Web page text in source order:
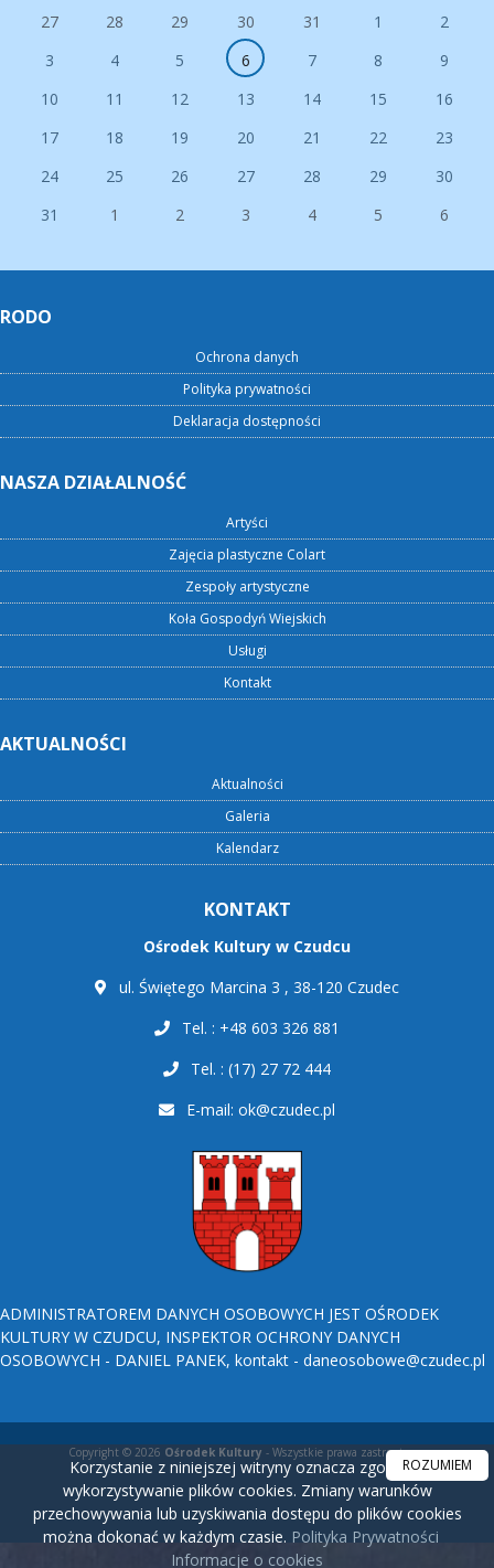
27 28 29 30 31 1
2
3
4 5 6 7 8
9
10
11 12 13 14 15
16
17
18 19 20 21 22
23
24
25 26 27 28 29
30
31
1 2 3 4 5 6
RODO
Ochrona danych
Polityka prywatności
Deklaracja dostępności
NASZA DZIAŁALNOŚĆ
Artyści
Zajęcia plastyczne Colart
Zespoły artystyczne
Koła Gospodyń Wiejskich
Usługi
Kontakt
AKTUALNOŚCI
Aktualności
Galeria
Kalendarz
KONTAKT
Ośrodek Kultury w Czudcu
ul. Świętego Marcina 3 , 38-120 Czudec
Tel. : +48 603 326 881
Tel. : (17) 27 72 444
E-mail: ok@czudec.pl
ADMINISTRATOREM DANYCH OSOBOWYCH JEST OŚRODEK
KULTURY W CZUDCU, INSPEKTOR OCHRONY DANYCH
OSOBOWYCH - DANIEL PANEK, kontakt - daneosobowe@czudec.pl
Copyright © 2026 Ośrodek Kultury - Wszystkie prawa zastrzeżone.
Korzystanie z niniejszej witryny oznacza zgodę na
wykorzystywanie plików cookies. Zmiany warunków
przechowywania lub uzyskiwania dostępu do plików cookies
można dokonać w każdym czasie. Polityka Prywatności
Informacje o cookies
ROZUMIEM